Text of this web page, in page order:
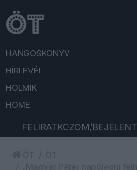
HANGOSKÖNYV
HÍRLEVÉL
HOLMIK
HOME
FELIRATKOZOM/